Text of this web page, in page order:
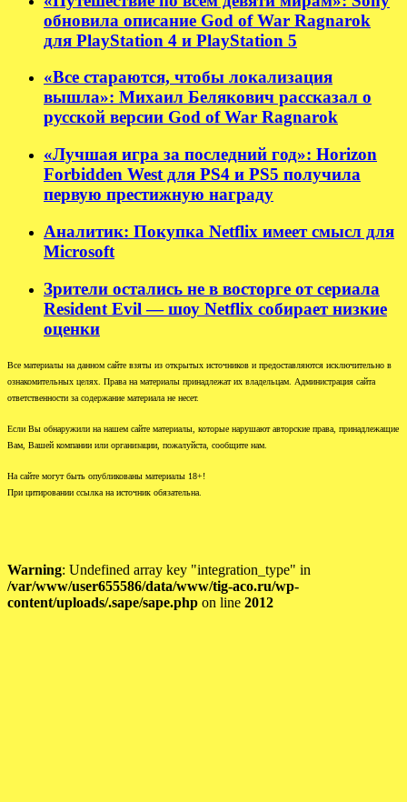
обновила описание God of War Ragnarok
для PlayStation 4 и PlayStation 5
«Все стараются, чтобы локализация
вышла»: Михаил Белякович рассказал о
русской версии God of War Ragnarok
«Лучшая игра за последний год»: Horizon
Forbidden West для PS4 и PS5 получила
первую престижную награду
Аналитик: Покупка Netflix имеет смысл для
Microsoft
Зрители остались не в восторге от сериала
Resident Evil — шоу Netflix собирает низкие
оценки
Все материалы на данном сайте взяты из открытых источников и предоставляются исключительно в
ознакомительных целях. Права на материалы принадлежат их владельцам. Администрация сайта
ответственности за содержание материала не несет.
Если Вы обнаружили на нашем сайте материалы, которые нарушают авторские права, принадлежащие
Вам, Вашей компании или организации, пожалуйста, сообщите нам.
На сайте могут быть опубликованы материалы 18+!
При цитировании ссылка на источник обязательна.
Warning: Undefined array key "integration_type" in
/var/www/user655586/data/www/tig-aco.ru/wp-
content/uploads/.sape/sape.php on line 2012